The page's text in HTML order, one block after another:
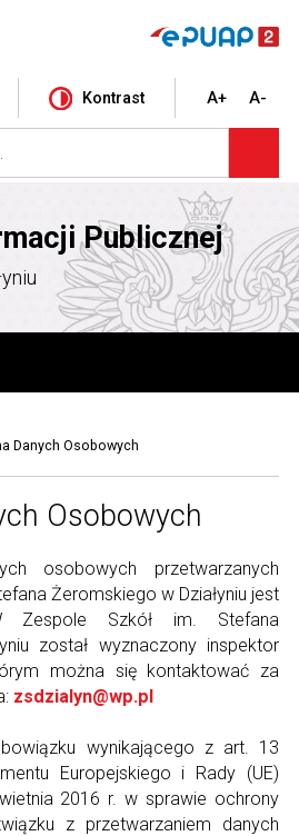
Kontrast A+ A-
Publicznej
Danych Osobowych
Osobowych
osobowych przetwarzanych
Żeromskiego w Działyniu jest
Zespole Szkół im. Stefana
został wyznaczony inspektor
można się kontaktować za
zsdzialyn@wp.pl
wynikającego z art. 13
Europejskiego i Rady (UE)
2016 r. w sprawie ochrony
z przetwarzaniem danych